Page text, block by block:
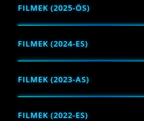
FILMEK (2025-ÖS)
FILMEK (2024-ES)
FILMEK (2023-AS)
FILMEK (2022-ES)